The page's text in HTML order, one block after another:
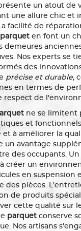
un atout de
une allure chic et
facilité de
parquet en font un
demeures
Nos experts se
des
précise et durable,
en termes de
respect de
ne se limitent
et
à améliorer la
un avantage
des occupants. Un
créer un
en suspension
des pièces.
de produits
cette qualité sur
parquet conserve
Nos artisans